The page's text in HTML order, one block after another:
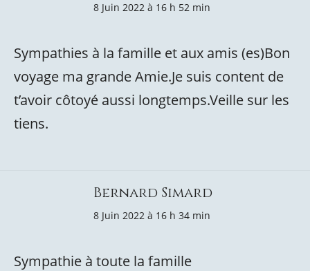
8 Juin 2022 à 16 h 52 min
Sympathies à la famille et aux amis (es)Bon
voyage ma grande Amie.Je suis content de
t’avoir côtoyé aussi longtemps.Veille sur les
tiens.
Bernard Simard
8 Juin 2022 à 16 h 34 min
Sympathie à toute la famille